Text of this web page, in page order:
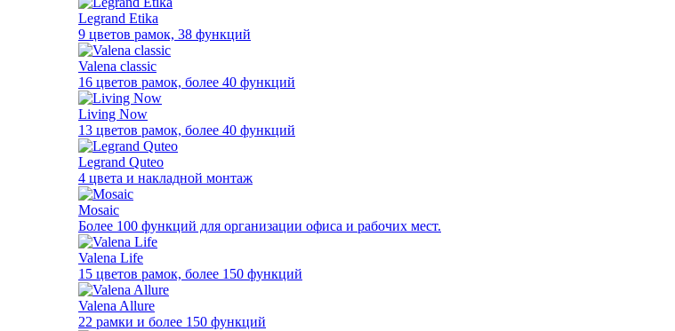
Legrand Etika
9 цветов рамок, 38 функций
Valena classic
16 цветов рамок, более 40 функций
Living Now
13 цветов рамок, более 40 функций
Legrand Quteo
4 цвета и накладной монтаж
Mosaic
Более 100 функций для организации офиса и рабочих мест.
Valena Life
15 цветов рамок, более 150 функций
Valena Allure
22 рамки и более 150 функций